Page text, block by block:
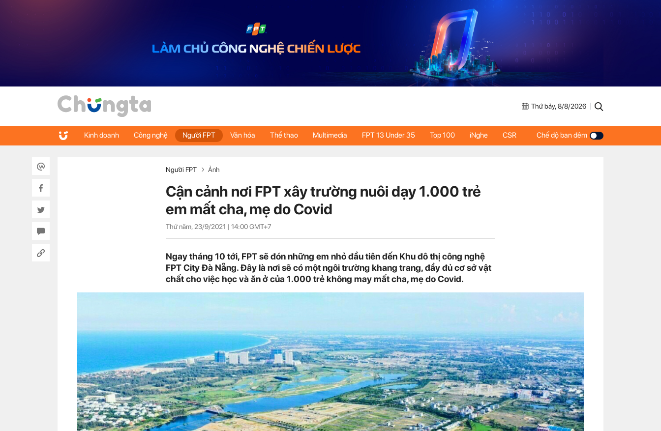
Thứ bảy, 8/8/2026
Kinh doanh Công nghệ Người FPT Văn hóa Thể thao Multimedia FPT 13 Under 35 Top 100 iNghe CSR Chế độ ban đêm
Người FPT Ảnh
Cận cảnh nơi FPT xây trường nuôi dạy 1.000 trẻ
em mất cha, mẹ do Covid
Thứ năm, 23/9/2021 | 14:00GMT+7
Ngay tháng 10 tới, FPT sẽ đón những em nhỏ đầu tiên đến Khu đô thị công nghệ
FPT City Đà Nẵng. Đây là nơi sẽ có một ngôi trường khang trang, đầy đủ cơ sở vật
chất cho việc học và ăn ở của 1.000 trẻ không may mất cha, mẹ do Covid.